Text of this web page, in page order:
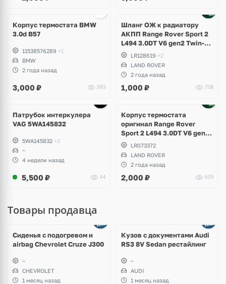
Корпус термостата BMW
3.0d B57
11538576289 +1
BMW
2 года назад
3,000 ₽ 583
Шланг ОЖ к радиатору
АКПП Range Rover Sport 2
L494 3.0DT V6 gen2 Twin-
turboLR128619 +2
LAND ROVER
2 года назад
1,000 ₽ 708
Патрубок интеркулера
VAG 5WA145832
5WA145832 +2
~
4 недели назад
5,500 ₽ 44
Корпус термостата
оригинал Range Rover
Sport 2 L494 3.0DT V6 gen2
Twin-turbo
LR073372
LAND ROVER
2 года назад
2,000 ₽ 609
Товары продавца
Сиденья с подогревом и
airbag Chevrolet Cruze J300
~
CHEVROLET
1 месяц назад
Кузов с документами Audi
RS3 8V Sedan рестайлинг
~
AUDI
1 месяц назад